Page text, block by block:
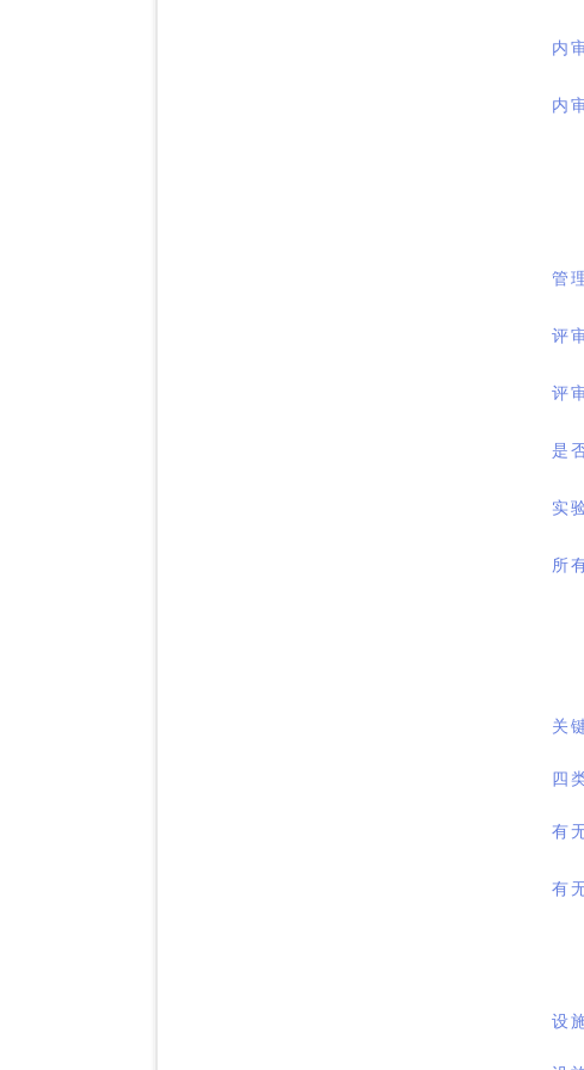
内
内
管
评
评
是
实
所
关
四
有
有
设